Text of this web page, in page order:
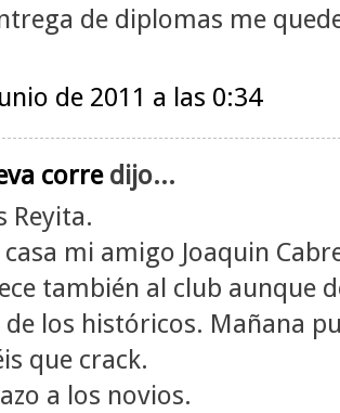
de diplomas me
de 2011 a las 0:34
corredijo...
Reyita.
casa mi amigo Joaquin
también al club aunque
de los históricos. Mañana
que crack.
a los novios.